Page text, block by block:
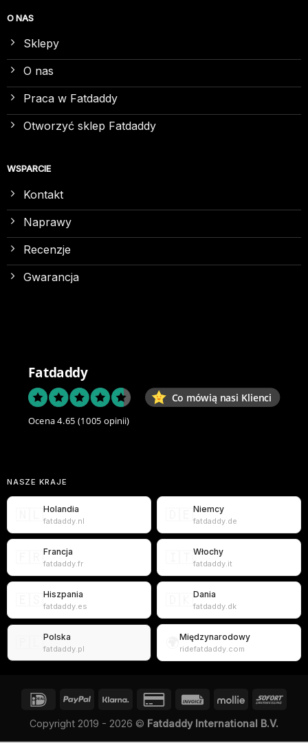
O NAS
Sklepy
O nas
Praca w Fatdaddy
Otworzyć sklep Fatdaddy
WSPARCIE
Kontakt
Naprawy
Recenzje
Gwarancja
Fatdaddy
Co mówią nasi Klienci
Ocena 4.65 (1005 opinii)
NASZE KRAJE
Holandia
fatdaddy.nl
Niemcy
fatdaddy.de
Francja
fatdaddy.fr
Włochy
fatdaddy.it
Hiszpania
fatdaddy.es
Dania
fatdaddy.dk
Polska
fatdaddy.pl
Międzynarodowy
ridefatdaddy.com
Copyright 2019 - 2026 © Fatdaddy International B.V.